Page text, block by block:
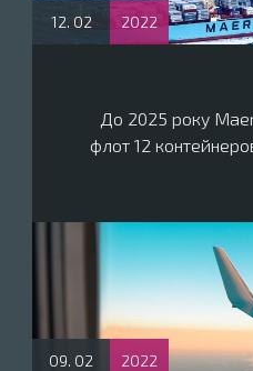
12. 02 2022
До 2025 року
флот 12
09. 02 2022